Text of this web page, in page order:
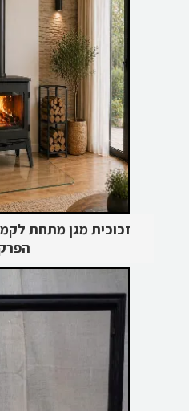
זכוכית מגן מתחת